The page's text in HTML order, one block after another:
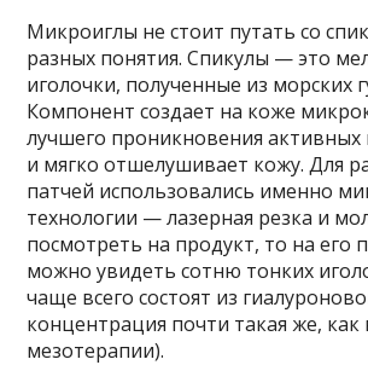
Микроиглы не стоит путать со
разных понятия. Спикулы — это
иголочки, полученные из морских
Компонент создает на коже
лучшего проникновения
и мягко отшелушивает кожу. Для
патчей использовались именно
технологии — лазерная резка и
посмотреть на продукт, то на его
можно увидеть сотню тонких
чаще всего состоят из
концентрация почти такая же, как
мезотерапии).